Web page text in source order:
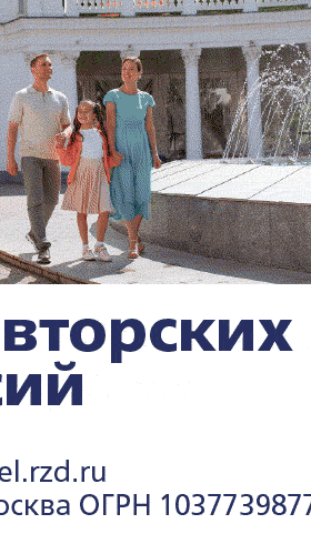
ставку на саморазвитие? Фото ©
вступает в брак?Дело в
внимательнее относятся к
Они чаще задаются
ли я к этому сейчас?»,
сценарию.
как серьёзный шаг,
Молодые люди стремятся
здоровые связи,
решения, влияющие
а вместе с ним развивается
люди считают
и детско-родительских
жизни.